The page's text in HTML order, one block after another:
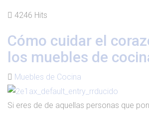
4246 Hits
Cómo cuidar el
los muebles de
Muebles de Cocina
Si eres de de aquellas personas que